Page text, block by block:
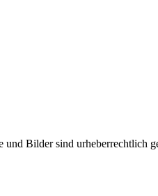
Bilder sind urheberrechtlich